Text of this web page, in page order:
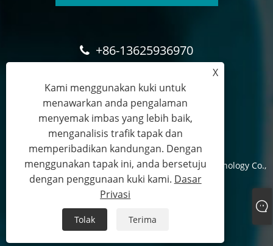
+86-13625936970
salesexecutive@plchhg.com
17350282163
Hak Cipta © 2024Zhangzhou Rayon Automation Technology Co.,
Ltd.- Hak Cipta Terpelihara.
Sitemap RSS
X
Kami menggunakan kuki untuk
menawarkan anda pengalaman
menyemak imbas yang lebih baik,
menganalisis trafik tapak dan
memperibadikan kandungan. Dengan
menggunakan tapak ini, anda bersetuju
dengan penggunaan kuki kami. Dasar
Privasi
Tolak Terima